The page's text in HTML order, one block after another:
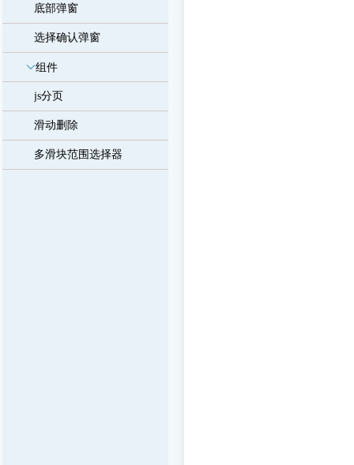
底部弹窗
选择确认弹窗
组件
js分页
滑动删除
多滑块范围选择器